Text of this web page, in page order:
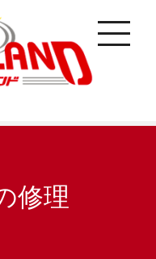
toggle
修理